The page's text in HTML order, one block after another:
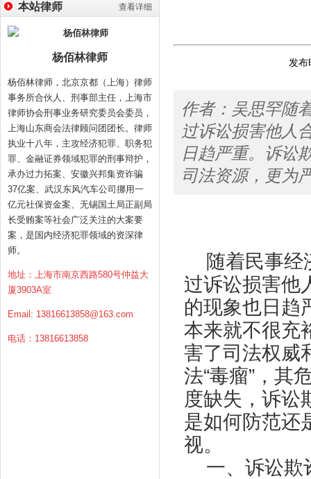
查看详细
本站律师
杨佰林律师
杨佰林律师，北京京都（上海）律师
事务所合伙人、刑事部主任，上海市
律师协会刑事业务研究委员会委员，
上海山东商会法律顾问团团长。律师
执业十八年，主攻经济犯罪、职务犯
罪、金融证券领域犯罪的刑事辩护，
承办过力拓案、安徽兴邦集资诈骗
37亿案、武汉东风汽车公司挪用一
亿元社保资金案、无锡国土局正副局
长受贿案等社会广泛关注的大案要
案，是国内经济犯罪领域的资深律
师。
地址：上海市南京西路580号仲益大
厦3903A室
Email: 13816613858@163.com
电话：13816613858
发
作者：吴思罕随
过诉讼损害他人
日趋严重。诉讼
司法资源，更为
随着民事经
过诉讼损害他
的现象也日趋
本来就不很充
害了司法权威
法“毒瘤”，其
度缺失，诉讼
是如何防范还
视。
一、诉讼欺